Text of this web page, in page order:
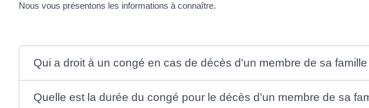
Nous vous présentons les informations à connaître.
Qui a droit à un congé en cas de décès d'un membre de sa famille
Quelle est la durée du congé pour le décès d'un membre de sa